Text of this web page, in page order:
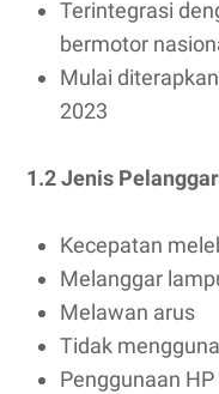
Terintegrasi
bermotor
Mulai
2023
1.2 Jenis
Kecepatan
Melanggar
Melawan arus
Tidak
Penggunaan